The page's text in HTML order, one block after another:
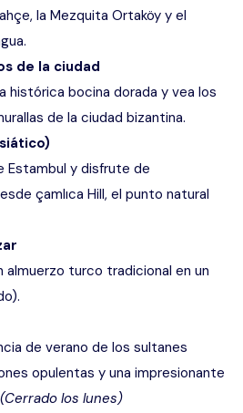
la Mezquita Ortaköy y el
de la ciudad
histórica bocina dorada y vea los
de la ciudad bizantina.
Estambul y disfrute de
çamlıca Hill, el punto natural
almuerzo turco tradicional en un
de verano de los sultanes
opulentas y una impresionante
(Cerrado los lunes)